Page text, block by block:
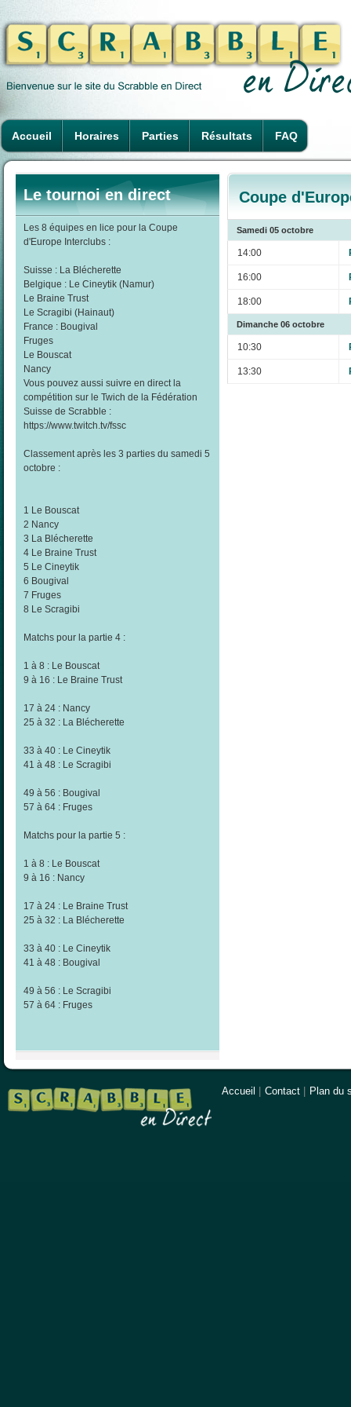
Accueil Horaires Parties Résultats FAQ
Le tournoi en direct
Les 8 équipes en lice pour la Coupe
d'Europe Interclubs :
Suisse : La Blécherette
Belgique : Le Cineytik (Namur)
Le Braine Trust
Le Scragibi (Hainaut)
France : Bougival
Fruges
Le Bouscat
Nancy
Vous pouvez aussi suivre en direct la
compétition sur le Twich de la Fédération
Suisse de Scrabble :
https://www.twitch.tv/fssc
Classement après les 3 parties du samedi 5
octobre :
1 Le Bouscat
2 Nancy
3 La Blécherette
4 Le Braine Trust
5 Le Cineytik
6 Bougival
7 Fruges
8 Le Scragibi
Matchs pour la partie 4 :
1 à 8 : Le Bouscat
9 à 16 : Le Braine Trust
17 à 24 : Nancy
25 à 32 : La Blécherette
33 à 40 : Le Cineytik
41 à 48 : Le Scragibi
49 à 56 : Bougival
57 à 64 : Fruges
Matchs pour la partie 5 :
1 à 8 : Le Bouscat
9 à 16 : Nancy
17 à 24 : Le Braine Trust
25 à 32 : La Blécherette
33 à 40 : Le Cineytik
41 à 48 : Bougival
49 à 56 : Le Scragibi
57 à 64 : Fruges
Coupe
Samedi 05 octobre
14:00
16:00
18:00
Dimanche 06 octobre
10:30
13:30
Accueil Contact Plan du